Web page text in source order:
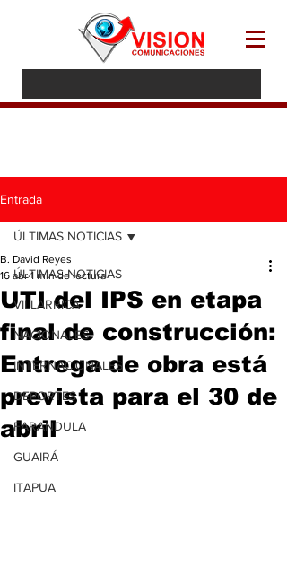
Entrada
ÚLTIMAS NOTICIAS
VILLARRICA
NACIONALES
INTERNACIONALES
DEPORTES
FARANDULA
GUAIRÁ
ITAPUA
ÚLTIMAS NOTICIAS
UTI del IPS en etapa
final de construcción:
Entrega de obra está
prevista para el 30 de
abril
B. David Reyes
16 abr 1 min de lectura